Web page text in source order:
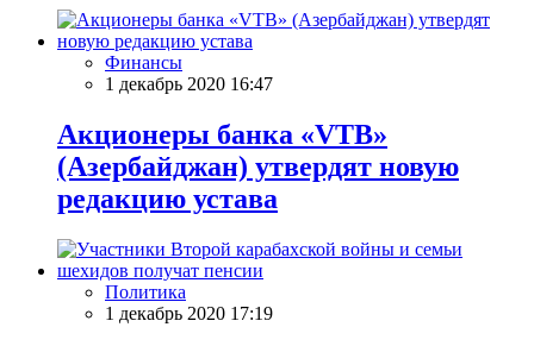
Финансы
1 декабрь 2020 16:47
Акционеры банка «VTB»
(Азербайджан) утвердят новую
редакцию устава
Политика
1 декабрь 2020 17:19